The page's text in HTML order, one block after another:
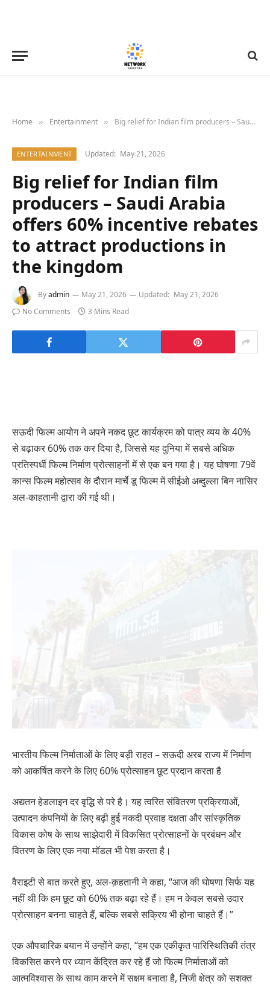
Home » Entertainment » Big relief for Indian film producers – Saudi Arabia offers 60% incentive rebates to attract productions in the kingdom
ENTERTAINMENT Updated: May 21, 2026
Big relief for Indian film
producers – Saudi Arabia
offers 60% incentive rebates
to attract productions in
the kingdom
Byadmin May 21, 2026 Updated: May 21, 2026
No Comments
3 Mins Read
सऊदी फिल्म आयोग ने अपने नकद छूट कार्यक्रम को पात्र व्यय के 40%
से बढ़ाकर 60% तक कर दिया है, जिससे यह दुनिया में सबसे अधिक
प्रतिस्पर्धी फिल्म निर्माण प्रोत्साहनों में से एक बन गया है। यह घोषणा 79वें
कान्स फिल्म महोत्सव के दौरान मार्चे डू फिल्म में सीईओ अब्दुल्ला बिन नासिर
अल-काहतानी द्वारा की गई थी।
भारतीय फिल्म निर्माताओं के लिए बड़ी राहत – सऊदी अरब राज्य में निर्माण
को आकर्षित करने के लिए 60% प्रोत्साहन छूट प्रदान करता है
अद्यतन हेडलाइन दर वृद्धि से परे है। यह त्वरित संवितरण प्रक्रियाओं,
उत्पादन कंपनियों के लिए बढ़ी हुई नकदी प्रवाह दक्षता और सांस्कृतिक
विकास कोष के साथ साझेदारी में विकसित प्रोत्साहनों के प्रबंधन और
वितरण के लिए एक नया मॉडल भी पेश करता है।
वैराइटी से बात करते हुए, अल-क़हतानी ने कहा, “आज की घोषणा सिर्फ यह
नहीं थी कि हम छूट को 60% तक बढ़ा रहे हैं। हम न केवल सबसे उदार
प्रोत्साहन बनना चाहते हैं, बल्कि सबसे सक्रिय भी होना चाहते हैं।”
एक औपचारिक बयान में उन्होंने कहा, “हम एक एकीकृत पारिस्थितिकी तंत्र
विकसित करने पर ध्यान केंद्रित कर रहे हैं जो फिल्म निर्माताओं को
आत्मविश्वास के साथ काम करने में सक्षम बनाता है, निजी क्षेत्र को सशक्त